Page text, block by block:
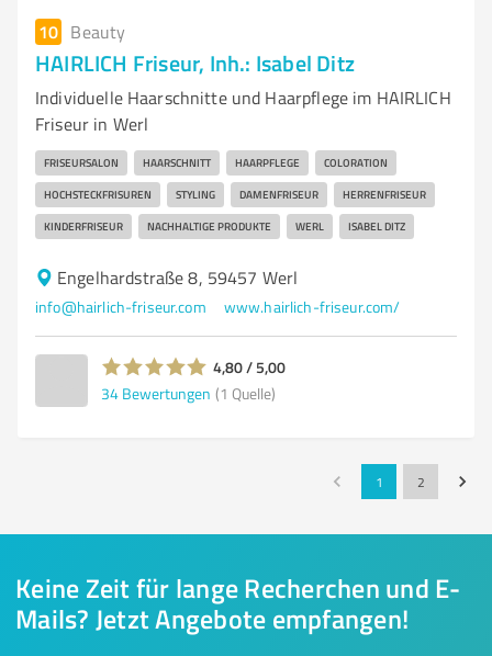
10 Beauty
HAIRLICH Friseur, Inh.: Isabel Ditz
Individuelle Haarschnitte und Haarpflege im HAIRLICH
Friseur in Werl
FRISEURSALON HAARSCHNITT HAARPFLEGE COLORATION
HOCHSTECKFRISUREN STYLING DAMENFRISEUR HERRENFRISEUR
KINDERFRISEUR NACHHALTIGE PRODUKTE WERL ISABEL DITZ
Engelhardstraße 8, 59457 Werl
info@hairlich-friseur.com www.hairlich-friseur.com/
4,80 / 5,00
34 Bewertungen (1 Quelle)
1 2
Keine Zeit für lange Recherchen und E-
Mails? Jetzt Angebote empfangen!